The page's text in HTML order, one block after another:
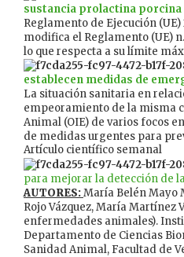
sustancia prolactina porcina
Reglamento de Ejecución (UE)
modifica el Reglamento (UE)
lo que respecta a su límite
establecen medidas de
La situación sanitaria en
empeoramiento de la misma
Animal (OIE) de varios focos
de medidas urgentes para
Artículo científico semanal
para mejorar la detección de
AUTORES:María Belén Mayo
Rojo Vázquez, María Martínez
enfermedades animales).
Departamento de Ciencias
Sanidad Animal, Facultad de